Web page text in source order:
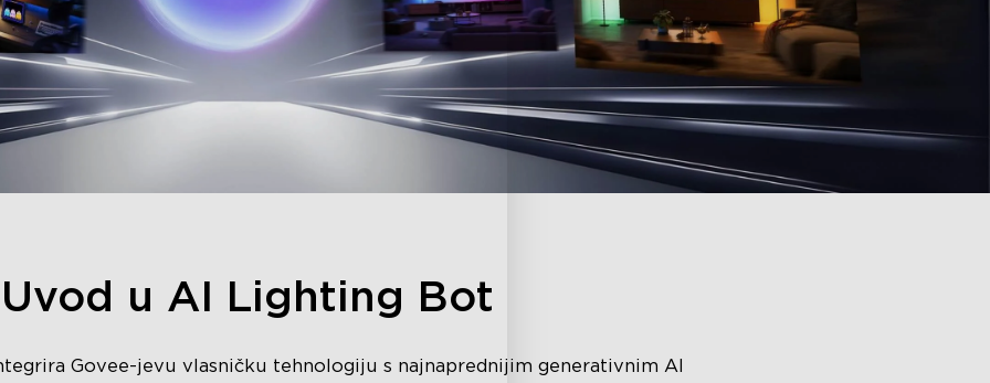
Uvod u AI Lighting Bot
Govee-jevu vlasničku tehnologiju s najnaprednijim generativnim AI